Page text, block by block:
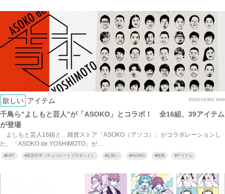
欲しい アイテム 2021年1月30日 18:00
千鳥ら“よしもと芸人”が「ASOKO」とコラボ！ 全16組、39アイテム
が登場
よしもと芸人16組と、雑貨ストア「ASOKO（アソコ）」がコラボレーションし
た、「ASOKO de YOSHIMOTO」が…
#EXIT #長田庄平（チョコレートプラネット） #お笑い #ASOKO #雑貨 #アイテム